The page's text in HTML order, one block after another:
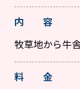
内 容
牧草地から牛
料 金